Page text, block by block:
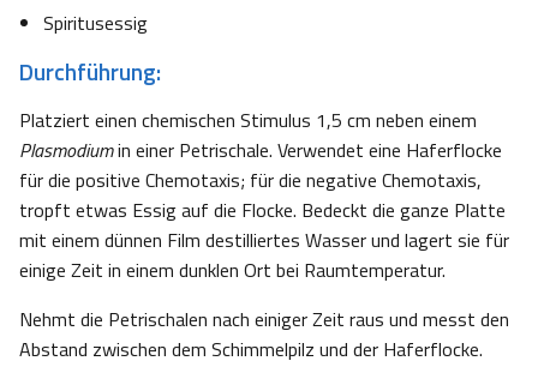
Spiritusessig
Durchführung:
Platziert einen chemischen Stimulus 1,5 cm neben einem
Plasmodiumin einer Petrischale. Verwendet eine Haferflocke
für die positive Chemotaxis; für die negative Chemotaxis,
tropft etwas Essig auf die Flocke. Bedeckt die ganze Platte
mit einem dünnen Film destilliertes Wasser und lagert sie für
einige Zeit in einem dunklen Ort bei Raumtemperatur.
Nehmt die Petrischalen nach einiger Zeit raus und messt den
Abstand zwischen dem Schimmelpilz und der Haferflocke.